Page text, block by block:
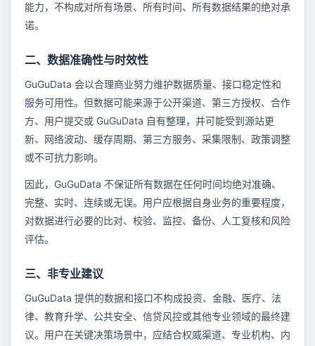
能力，不构成对所有场景、所有时间、所有数据结果的绝对承
诺。
二、数据准确性与时效性
GuGuData 会以合理商业努力维护数据质量、接口稳定性和
服务可用性。但数据可能来源于公开渠道、第三方授权、合作
方、用户提交或 GuGuData 自有整理，并可能受到源站更
新、网络波动、缓存周期、第三方服务、采集限制、政策调整
或不可抗力影响。
因此，GuGuData 不保证所有数据在任何时间均绝对准确、
完整、实时、连续或无误。用户应根据自身业务的重要程度，
对数据进行必要的比对、校验、监控、备份、人工复核和风险
评估。
三、非专业建议
GuGuData 提供的数据和接口不构成投资、金融、医疗、法
律、教育升学、公共安全、信贷风控或其他专业领域的最终建
议。用户在关键决策场景中，应结合权威渠道、专业机构、内